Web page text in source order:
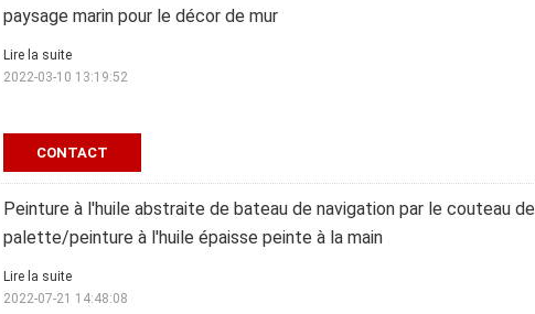
paysage marin pour le décor de mur
CONTACT
Lire la suite
2022-03-10 13:19:52
Peinture à l'huile abstraite de bateau de navigation par le couteau de
palette/peinture à l'huile épaisse peinte à la main
Lire la suite
2022-07-21 14:48:08